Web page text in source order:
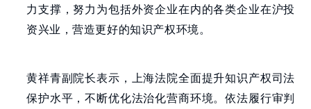
力支撑，努力为包括外资企业在内的各类企业在沪投
资兴业，营造更好的知识产权环境。
黄祥青副院长表示，上海法院全面提升知识产权司法
保护水平，不断优化法治化营商环境。依法履行审判